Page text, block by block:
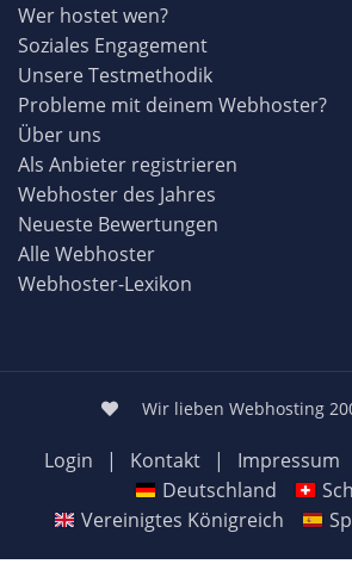
Wer hostet wen?
Soziales Engagement
Unsere Testmethodik
Probleme mit deinem Webhoster?
Über uns
Als Anbieter registrieren
Webhoster des Jahres
Neueste Bewertungen
Alle Webhoster
Webhoster-Lexikon
Wir lieben Webhosting
Login | Kontakt | Impressum
Deutschland
Vereinigtes Königreich